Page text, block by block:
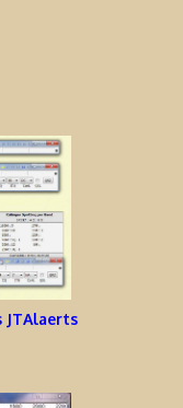
JTAlaerts